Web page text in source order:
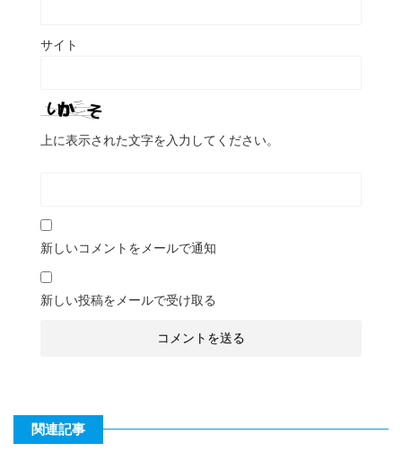
サイト
上に表示された文字を入力してください。
新しいコメントをメールで通知
新しい投稿をメールで受け取る
関連記事